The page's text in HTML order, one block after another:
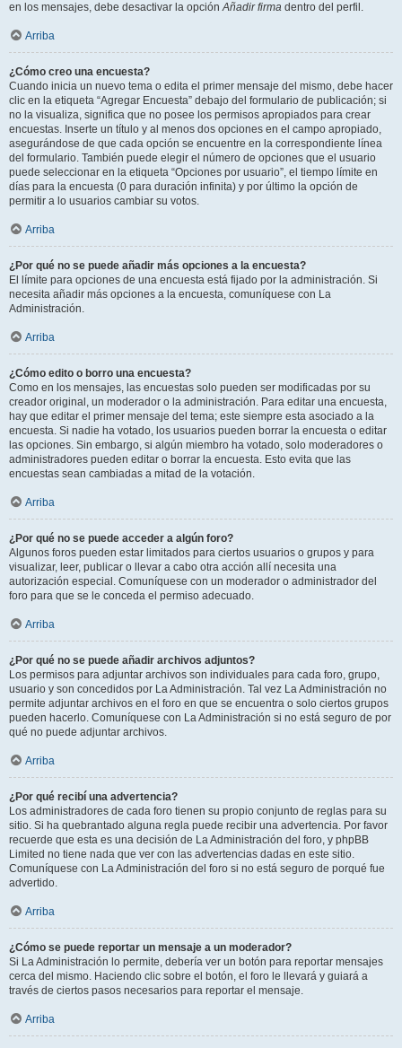
en los mensajes, debe desactivar la opciónAñadir firma dentro del perfil.
Arriba
¿Cómo creo una encuesta?
Cuando inicia un nuevo tema o edita el primer mensaje del mismo, debe hacer
clic en la etiqueta “Agregar Encuesta” debajo del formulario de publicación; si
no la visualiza, significa que no posee los permisos apropiados para crear
encuestas. Inserte un título y al menos dos opciones en el campo apropiado,
asegurándose de que cada opción se encuentre en la correspondiente línea
del formulario. También puede elegir el número de opciones que el usuario
puede seleccionar en la etiqueta “Opciones por usuario”, el tiempo límite en
días para la encuesta (0 para duración infinita) y por último la opción de
permitir a lo usuarios cambiar su votos.
Arriba
¿Por qué no se puede añadir más opciones a la encuesta?
El límite para opciones de una encuesta está fijado por la administración. Si
necesita añadir más opciones a la encuesta, comuníquese con La
Administración.
Arriba
¿Cómo edito o borro una encuesta?
Como en los mensajes, las encuestas solo pueden ser modificadas por su
creador original, un moderador o la administración. Para editar una encuesta,
hay que editar el primer mensaje del tema; este siempre esta asociado a la
encuesta. Si nadie ha votado, los usuarios pueden borrar la encuesta o editar
las opciones. Sin embargo, si algún miembro ha votado, solo moderadores o
administradores pueden editar o borrar la encuesta. Esto evita que las
encuestas sean cambiadas a mitad de la votación.
Arriba
¿Por qué no se puede acceder a algún foro?
Algunos foros pueden estar limitados para ciertos usuarios o grupos y para
visualizar, leer, publicar o llevar a cabo otra acción allí necesita una
autorización especial. Comuníquese con un moderador o administrador del
foro para que se le conceda el permiso adecuado.
Arriba
¿Por qué no se puede añadir archivos adjuntos?
Los permisos para adjuntar archivos son individuales para cada foro, grupo,
usuario y son concedidos por La Administración. Tal vez La Administración no
permite adjuntar archivos en el foro en que se encuentra o solo ciertos grupos
pueden hacerlo. Comuníquese con La Administración si no está seguro de por
qué no puede adjuntar archivos.
Arriba
¿Por qué recibí una advertencia?
Los administradores de cada foro tienen su propio conjunto de reglas para su
sitio. Si ha quebrantado alguna regla puede recibir una advertencia. Por favor
recuerde que esta es una decisión de La Administración del foro, y phpBB
Limited no tiene nada que ver con las advertencias dadas en este sitio.
Comuníquese con La Administración del foro si no está seguro de porqué fue
advertido.
Arriba
¿Cómo se puede reportar un mensaje a un moderador?
Si La Administración lo permite, debería ver un botón para reportar mensajes
cerca del mismo. Haciendo clic sobre el botón, el foro le llevará y guiará a
través de ciertos pasos necesarios para reportar el mensaje.
Arriba